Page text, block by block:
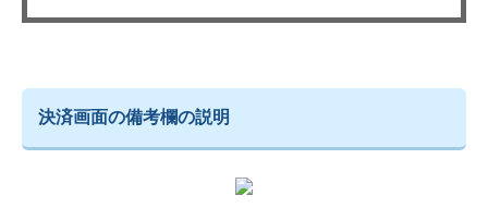
決済画面の備考欄の説明